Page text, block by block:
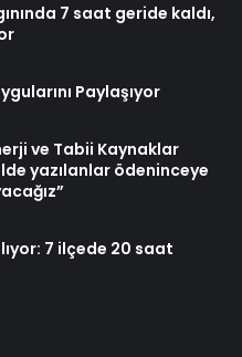
7 saat geride kaldı,
Paylaşıyor
ve Tabii Kaynaklar
yazılanlar ödeninceye
7 ilçede 20 saat